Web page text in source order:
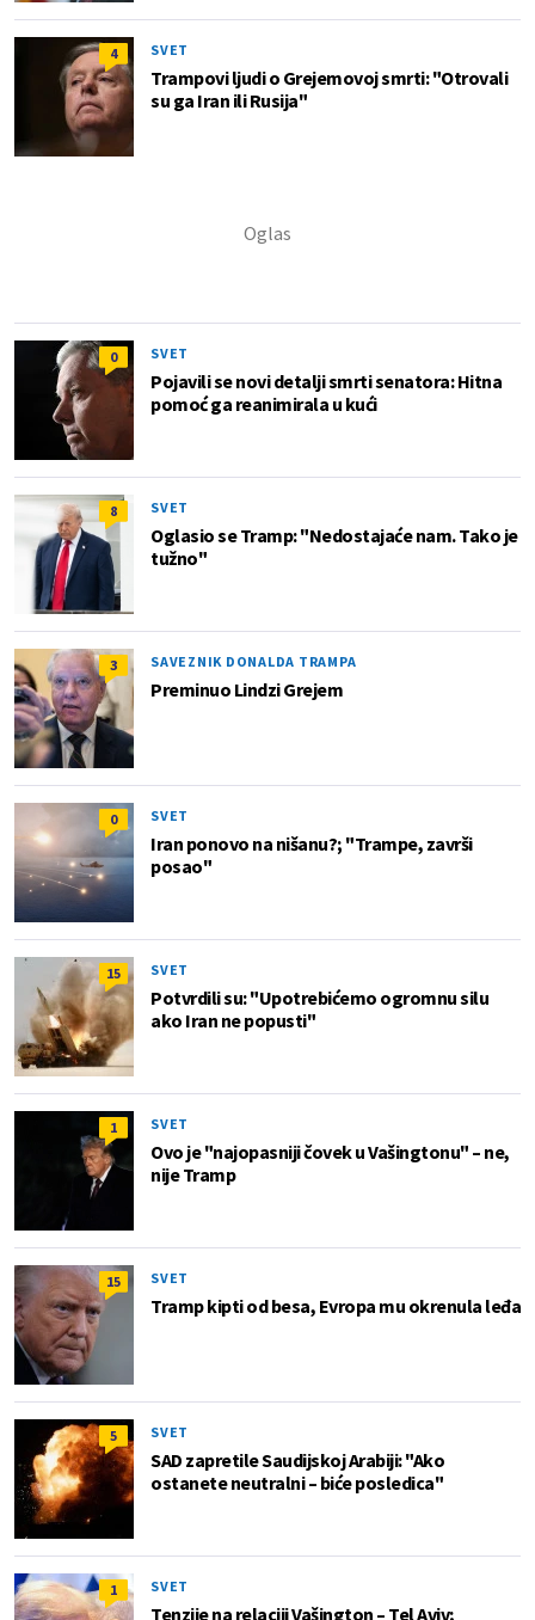
4 SVET
Trampovi ljudi o Grejemovoj smrti: "Otrovali
su ga Iran ili Rusija"
0 SVET
Pojavili se novi detalji smrti senatora: Hitna
pomoć ga reanimirala u kući
8 SVET
Oglasio se Tramp: "Nedostajaće nam. Tako je
tužno"
3 SAVEZNIK DONALDA TRAMPA
Preminuo Lindzi Grejem
0 SVET
Iran ponovo na nišanu?; "Trampe, završi
posao"
15 SVET
Potvrdili su: "Upotrebićemo ogromnu silu
ako Iran ne popusti"
1 SVET
Ovo je "najopasniji čovek u Vašingtonu" – ne,
nije Tramp
15 SVET
Tramp kipti od besa, Evropa mu okrenula leđa
5 SVET
SAD zapretile Saudijskoj Arabiji: "Ako
ostanete neutralni – biće posledica"
1 SVET
Tenzije na relaciji Vašington – Tel Aviv;